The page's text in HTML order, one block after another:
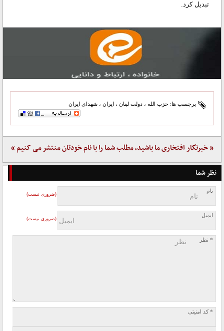
تبدیل کرد.
برچسب ها: حزب الله ، دولت لبنان ، ایران ، شهدای ایران
« خبرنگار افتخاری ما باشید، مطلب شما را با نام خودتان منتشر می کنیم »
نظر شما
نام
(ضروری نیست)
ایمیل
(ضروری نیست)
* نظر
* کد امنیتی